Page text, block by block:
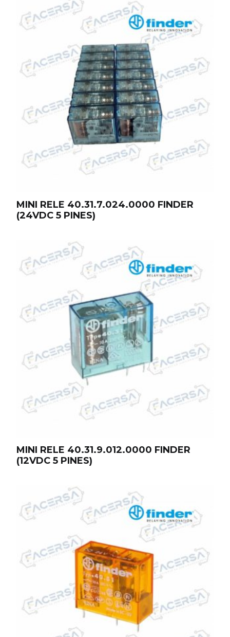
MINI RELE 40.31.7.024.0000 FINDER
(24VDC 5 PINES)
MINI RELE 40.31.9.012.0000 FINDER
(12VDC 5 PINES)